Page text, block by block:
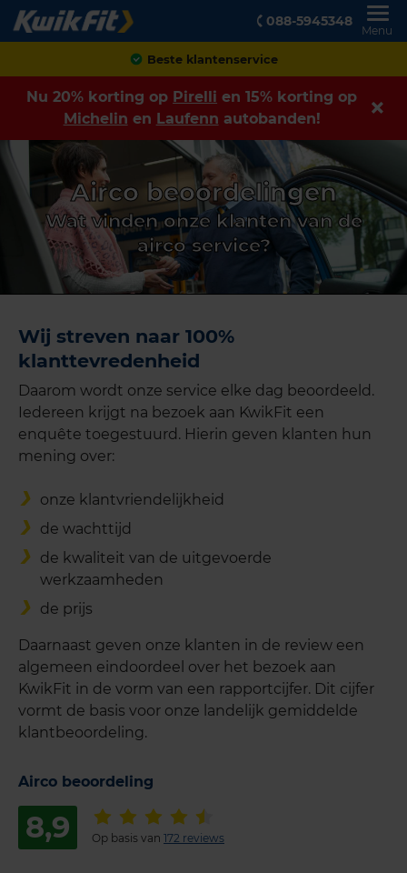
088-5945348
Menu
Beste klantenservice
Nu 20% korting op Pirelli en 15% korting op
Michelin en Laufenn autobanden!
Airco beoordelingen
Wat vinden onze klanten van de
airco service?
Wij streven naar 100%
klanttevredenheid
Daarom wordt onze service elke dag beoordeeld.
Iedereen krijgt na bezoek aan KwikFit een
enquête toegestuurd. Hierin geven klanten hun
mening over:
onze klantvriendelijkheid
de wachttijd
de kwaliteit van de uitgevoerde
werkzaamheden
de prijs
Daarnaast geven onze klanten in de review een
algemeen eindoordeel over het bezoek aan
KwikFit in de vorm van een rapportcijfer. Dit cijfer
vormt de basis voor onze landelijk gemiddelde
klantbeoordeling.
Airco beoordeling
8,9 Op basis van 172 reviews